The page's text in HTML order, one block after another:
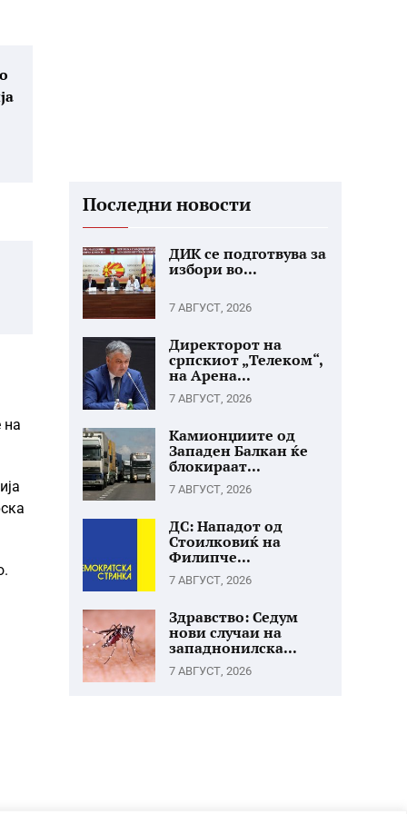
на
Последни новости
ДИК се подготвува за
избори во...
7 АВГУСТ, 2026
Директорот на
српскиот „Телеком“,
на Арена...
7 АВГУСТ, 2026
Камионџиите од
Западен Балкан ќе
блокираат...
7 АВГУСТ, 2026
ДС: Нападот од
Стоилковиќ на
Филипче...
7 АВГУСТ, 2026
Здравство: Седум
нови случаи на
западнонилска...
7 АВГУСТ, 2026